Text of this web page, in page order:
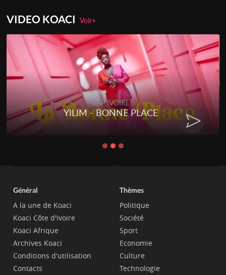
VIDEO KOACIVoir+
RAP IVOIRE
YILIM - BONNE PLACE
Général
A la une de Koaci
Koaci Côte d'Ivoire
Koaci Afrique
Archives Koaci
Conditions d'utilisation
Contacts
Thèmes
Politique
Société
Sport
Economie
Culture
Technologie